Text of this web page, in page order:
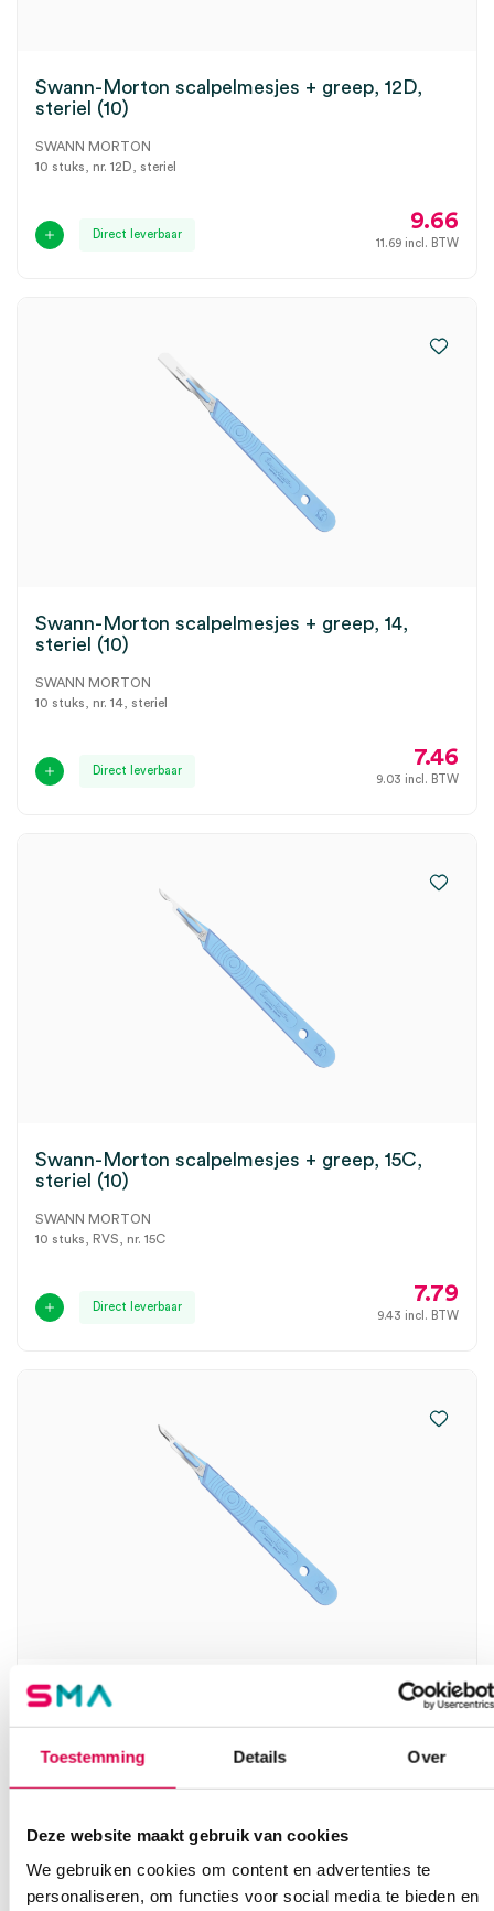
Toestemming Details Over
Deze website maakt gebruik van cookies
We gebruiken cookies om content en advertenties te
personaliseren, om functies voor social media te bieden en
Swann-Morton scalpelmesjes + greep, 12D,
steriel (10)
SWANN MORTON
10 stuks, nr. 12D, steriel
Direct leverbaar
9.66
11.69 incl. BTW
Swann-Morton scalpelmesjes + greep, 14,
steriel (10)
SWANN MORTON
10 stuks, nr. 14, steriel
Direct leverbaar
7.46
9.03 incl. BTW
Swann-Morton scalpelmesjes + greep, 15C,
steriel (10)
SWANN MORTON
10 stuks, RVS, nr. 15C
Direct leverbaar
7.79
9.43 incl. BTW
Swann-Morton scalpelmesjes + greep, 15T,
SWANN MORTON
Direct leverbaar